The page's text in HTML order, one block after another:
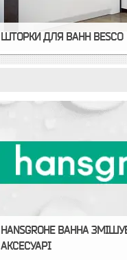
ШТОРКИ ДЛЯ ВАНН BESCO
HANSGROHE ВАННА
АКСЕСУАРІ